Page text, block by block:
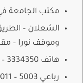
مكتب الجامعة
الشعلان –
وموقف نورا –
هاتف 3334350 – 3334630
رباعـي 5003 – 011